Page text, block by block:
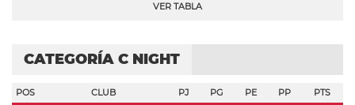
VER TABLA
CATEGORÍA C NIGHT
POS CLUB PJ PG PE PP PTS